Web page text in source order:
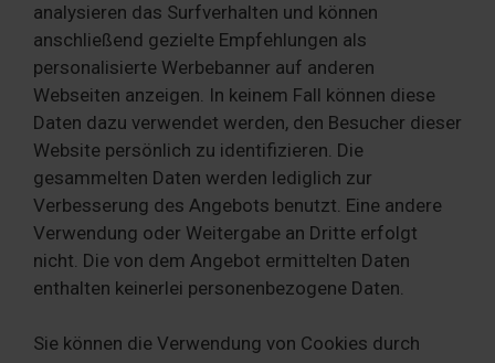
analysieren das Surfverhalten und können
anschließend gezielte Empfehlungen als
personalisierte Werbebanner auf anderen
Webseiten anzeigen. In keinem Fall können diese
Daten dazu verwendet werden, den Besucher dieser
Website persönlich zu identifizieren. Die
gesammelten Daten werden lediglich zur
Verbesserung des Angebots benutzt. Eine andere
Verwendung oder Weitergabe an Dritte erfolgt
nicht. Die von dem Angebot ermittelten Daten
enthalten keinerlei personenbezogene Daten.
Sie können die Verwendung von Cookies durch